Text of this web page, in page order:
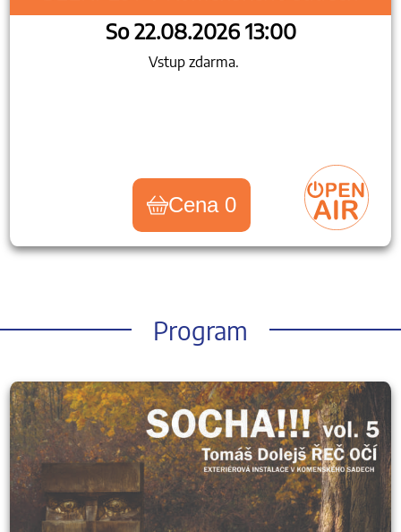
So 22.08.2026 13:00
Vstup zdarma.
Cena 0
Program